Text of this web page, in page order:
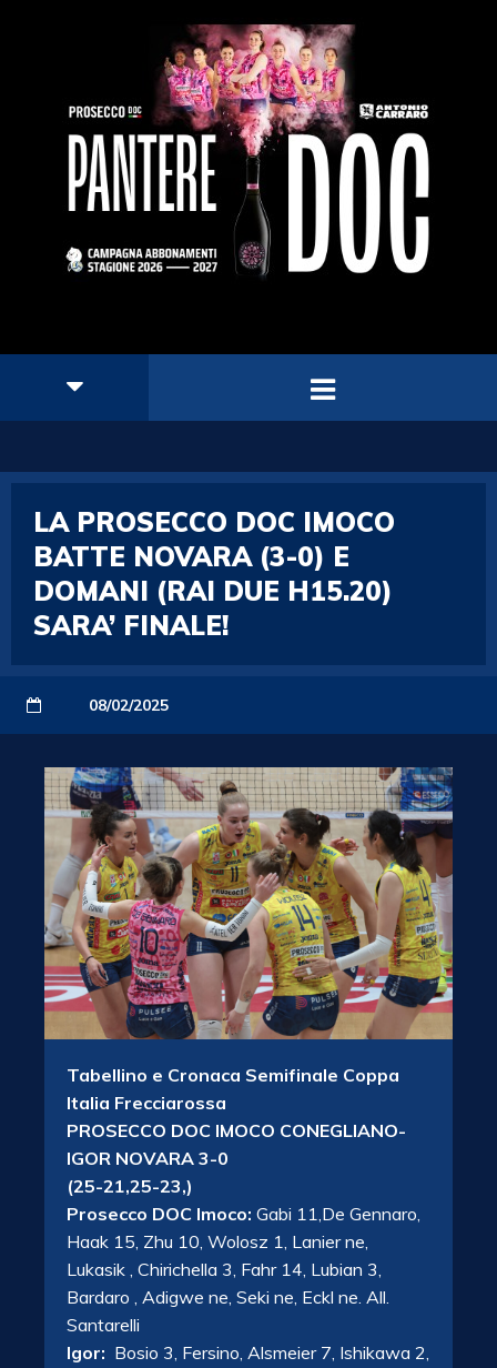
LA PROSECCO DOC IMOCO
BATTE NOVARA (3-0) E
DOMANI (RAI DUE H15.20)
SARA’ FINALE!
08/02/2025
Tabellino e Cronaca Semifinale Coppa
Italia Frecciarossa
PROSECCO DOC IMOCO CONEGLIANO-
IGOR NOVARA 3-0
(25-21,25-23,)
Prosecco DOC Imoco: Gabi 11,De Gennaro,
Haak 15, Zhu 10, Wolosz 1, Lanier ne,
Lukasik , Chirichella 3, Fahr 14, Lubian 3,
Bardaro , Adigwe ne, Seki ne, Eckl ne. All.
Santarelli
Igor: Bosio 3, Fersino, Alsmeier 7, Ishikawa 2,